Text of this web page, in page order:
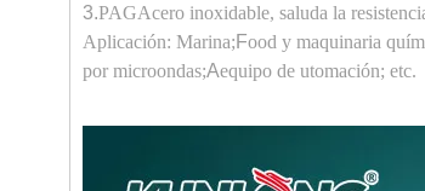
3.PAGAcero inoxidable, saluda la
Aplicación: Marina; Food y maquinaria
por microondas;Aequipo de utomación; etc.